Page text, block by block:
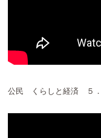
公民 くらしと経済 ５